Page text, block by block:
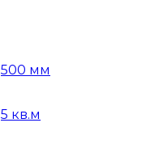
500 мм
5 кв.м